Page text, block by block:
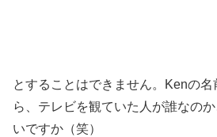
とすることはできません。Kenの
ら、テレビを観ていた人が誰なの
いですか（笑）